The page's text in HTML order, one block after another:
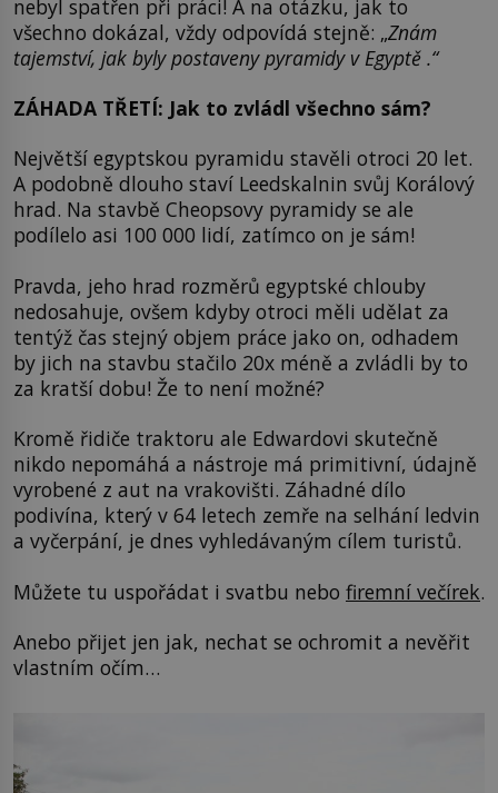
nebyl spatřen při práci! A na otázku, jak to
všechno dokázal, vždy odpovídá stejně: „Znám
tajemství, jak byly postaveny pyramidy v Egyptě .“
ZÁHADA TŘETÍ: Jak to zvládl všechno sám?
Největší egyptskou pyramidu stavěli otroci 20 let.
A podobně dlouho staví Leedskalnin svůj Korálový
hrad. Na stavbě Cheopsovy pyramidy se ale
podílelo asi 100 000 lidí, zatímco on je sám!
Pravda, jeho hrad rozměrů egyptské chlouby
nedosahuje, ovšem kdyby otroci měli udělat za
tentýž čas stejný objem práce jako on, odhadem
by jich na stavbu stačilo 20x méně a zvládli by to
za kratší dobu! Že to není možné?
Kromě řidiče traktoru ale Edwardovi skutečně
nikdo nepomáhá a nástroje má primitivní, údajně
vyrobené z aut na vrakovišti. Záhadné dílo
podivína, který v 64 letech zemře na selhání ledvin
a vyčerpání, je dnes vyhledávaným cílem turistů.
Můžete tu uspořádat i svatbu nebo firemní večírek.
Anebo přijet jen jak, nechat se ochromit a nevěřit
vlastním očím…